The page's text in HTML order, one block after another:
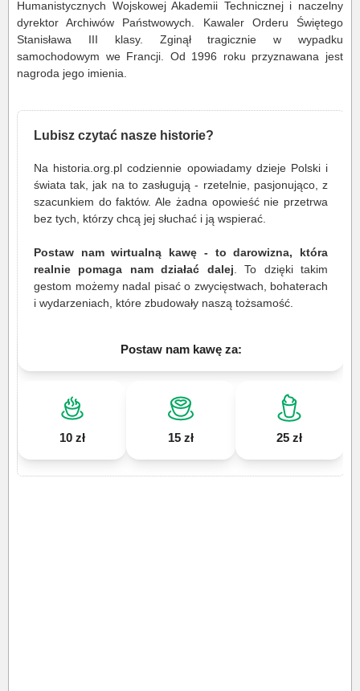
Humanistycznych Wojskowej Akademii Technicznej i naczelny
dyrektor Archiwów Państwowych. Kawaler Orderu Świętego
Stanisława III klasy. Zginął tragicznie w wypadku
samochodowym we Francji. Od 1996 roku przyznawana jest
nagroda jego imienia.
Lubisz czytać nasze historie?
Na historia.org.pl codziennie opowiadamy dzieje Polski i
świata tak, jak na to zasługują - rzetelnie, pasjonująco, z
szacunkiem do faktów. Ale żadna opowieść nie przetrwa
bez tych, którzy chcą jej słuchać i ją wspierać.
Postaw nam wirtualną kawę - to darowizna, która
realnie pomaga nam działać dalej . To dzięki takim
gestom możemy nadal pisać o zwycięstwach, bohaterach
i wydarzeniach, które zbudowały naszą tożsamość.
Postaw nam kawę za:
10 zł 15 zł 25 zł